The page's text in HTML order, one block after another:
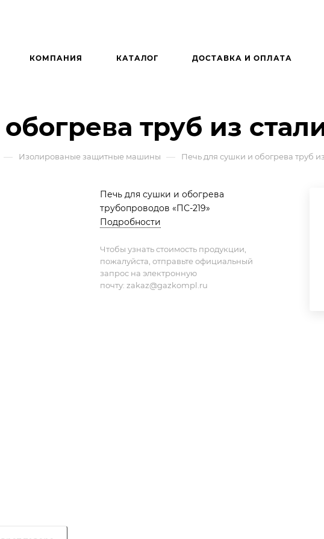
КОМПАНИЯ КАТАЛОГ ДОСТАВКА И ОПЛАТА
труб из
— Изолированые защитные машины — Печь для сушки и обогрева труб
Печь для сушки и обогрева
трубопроводов «ПС-219»
Подробности
Чтобы узнать стоимость продукции,
пожалуйста, отправьте официальный
запрос на электронную
почту: zakaz@gazkompl.ru